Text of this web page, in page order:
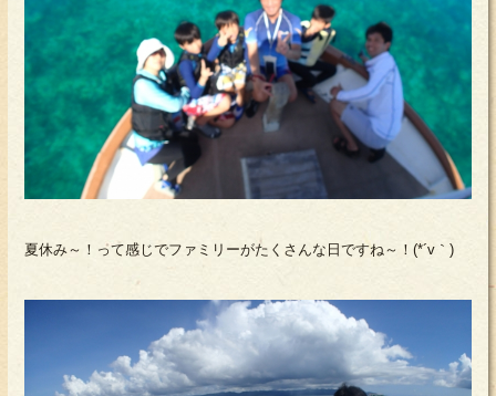
夏休み～！って感じでファミリーがたくさんな日ですね～！(*´v｀)